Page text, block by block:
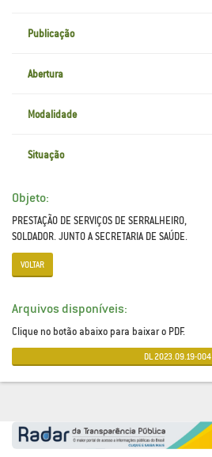
Publicação
Abertura
Modalidade
Situação
Objeto:
PRESTAÇÃO DE SERVIÇOS DE SERRALHEIRO,
SOLDADOR. JUNTO A SECRETARIA DE SAÚDE.
VOLTAR
Arquivos disponíveis:
Clique no botão abaixo para baixar o PDF.
DL 2023.09.19-004